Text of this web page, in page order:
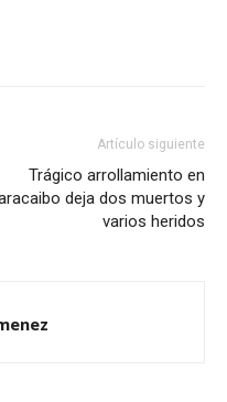
Artículo siguiente
Trágico arrollamiento en
deja dos muertos y
varios heridos